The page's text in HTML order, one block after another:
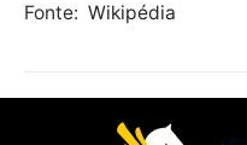
Fonte: Wikipédia